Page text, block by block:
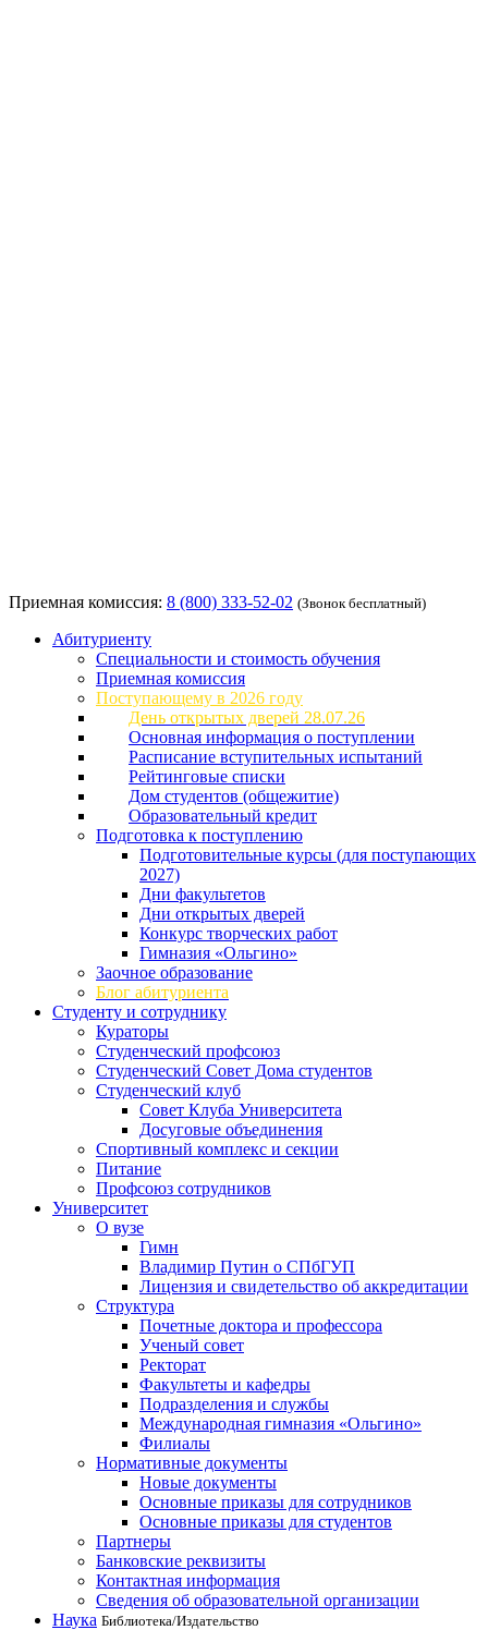
Приемная комиссия: 8 (800) 333-52-02 (Звонок бесплатный)
Абитуриенту
Специальности и стоимость обучения
Приемная комиссия
Поступающему в 2026 году
День открытых дверей 28.07.26
Основная информация о поступлении
Расписание вступительных испытаний
Рейтинговые списки
Дом студентов (общежитие)
Образовательный кредит
Подготовка к поступлению
Подготовительные курсы (для поступающих
2027)
Дни факультетов
Дни открытых дверей
Конкурс творческих работ
Гимназия «Ольгино»
Заочное образование
Блог абитуриента
Студенту и сотруднику
Кураторы
Студенческий профсоюз
Студенческий Совет Дома студентов
Студенческий клуб
Совет Клуба Университета
Досуговые объединения
Спортивный комплекс и секции
Питание
Профсоюз сотрудников
Университет
О вузе
Гимн
Владимир Путин о СПбГУП
Лицензия и свидетельство об аккредитации
Структура
Почетные доктора и профессора
Ученый совет
Ректорат
Факультеты и кафедры
Подразделения и службы
Международная гимназия «Ольгино»
Филиалы
Нормативные документы
Новые документы
Основные приказы для сотрудников
Основные приказы для студентов
Партнеры
Банковские реквизиты
Контактная информация
Сведения об образовательной организации
Наука Библиотека/Издательство